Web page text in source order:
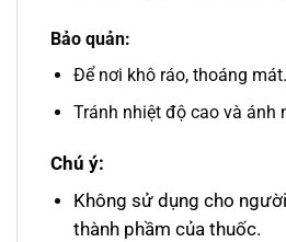
Bảo quản:
Để nơi khô ráo, thoáng mát.
Tránh nhiệt độ cao và ánh
Chú ý:
Không sử dụng cho
thành phầm của thuốc.